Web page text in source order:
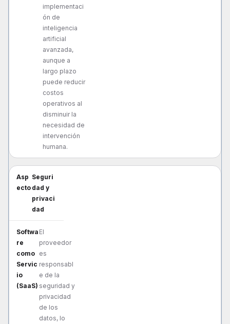
implementaci
ón de
inteligencia
artificial
avanzada,
aunque a
largo plazo
puede reducir
costos
operativos al
disminuir la
necesidad de
intervención
humana.
Seguri
dad y
privaci
dad
El
proveedor
es
responsabl
e de la
seguridad y
privacidad
de los
datos, lo